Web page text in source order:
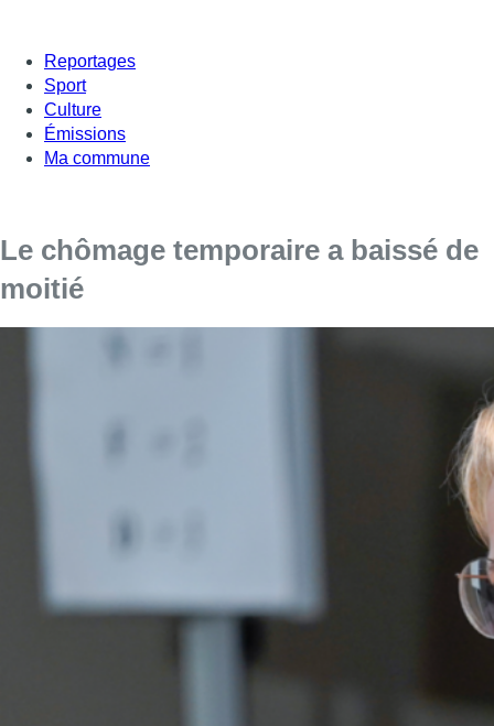
Reportages
Sport
Culture
Émissions
Ma commune
Le chômage temporaire a baissé de
moitié